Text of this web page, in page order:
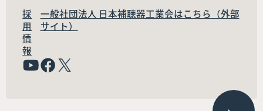
採
用
情
報
一般社団法人 日本補聴器工業会はこちら（外部
サイト）